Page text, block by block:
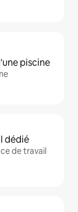
piscine
dédié
de travail